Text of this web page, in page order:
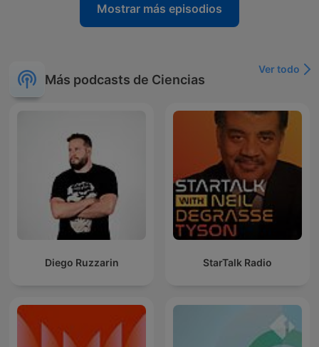
Mostrar más episodios
Más podcasts de Ciencias
Ver todo
Diego Ruzzarin StarTalk Radio